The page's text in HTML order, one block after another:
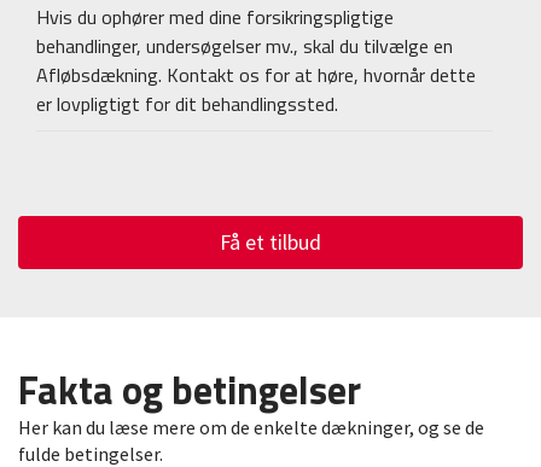
Hvis du ophører med dine forsikringspligtige
behandlinger, undersøgelser mv., skal du tilvælge en
Afløbsdækning. Kontakt os for at høre, hvornår dette
er lovpligtigt for dit behandlingssted.
Få et tilbud
Fakta og betingelser
Her kan du læse mere om de enkelte dækninger, og se de
fulde betingelser.